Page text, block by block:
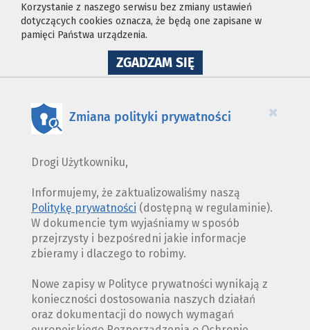
Korzystanie z naszego serwisu bez zmiany ustawień
dotyczących cookies oznacza, że będą one zapisane w
pamięci Państwa urządzenia.
ZGADZAM SIĘNA
WYKORZYSTANIE
×
Zmiana polityki prywatności
Drogi Użytkowniku,
Informujemy, że zaktualizowaliśmy naszą
Politykę prywatności (dostępną w regulaminie).
W dokumencie tym wyjaśniamy w sposób
przejrzysty i bezpośredni jakie informacje
zbieramy i dlaczego to robimy.
Nowe zapisy w Polityce prywatności wynikają z
konieczności dostosowania naszych działań
oraz dokumentacji do nowych wymagań